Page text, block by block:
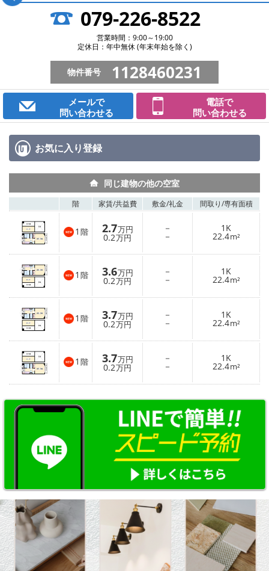
079-226-8522
営業時間：9:00～19:00
定休日：年中無休 (年末年始を除く)
物件番号 1128460231
メールで
問い合わせる
電話で
問い合わせる
お気に入り登録
同じ建物の他の空室
階 家賃/共益費 敷金/礼金 間取り/専有面積
1 階 2.7万円
0.2万円
－
－
1K
22.4m²
1 階 3.6万円
0.2万円
－
－
1K
22.4m²
1 階 3.7万円
0.2万円
－
－
1K
22.4m²
1 階 3.7万円
0.2万円
－
－
1K
22.4m²